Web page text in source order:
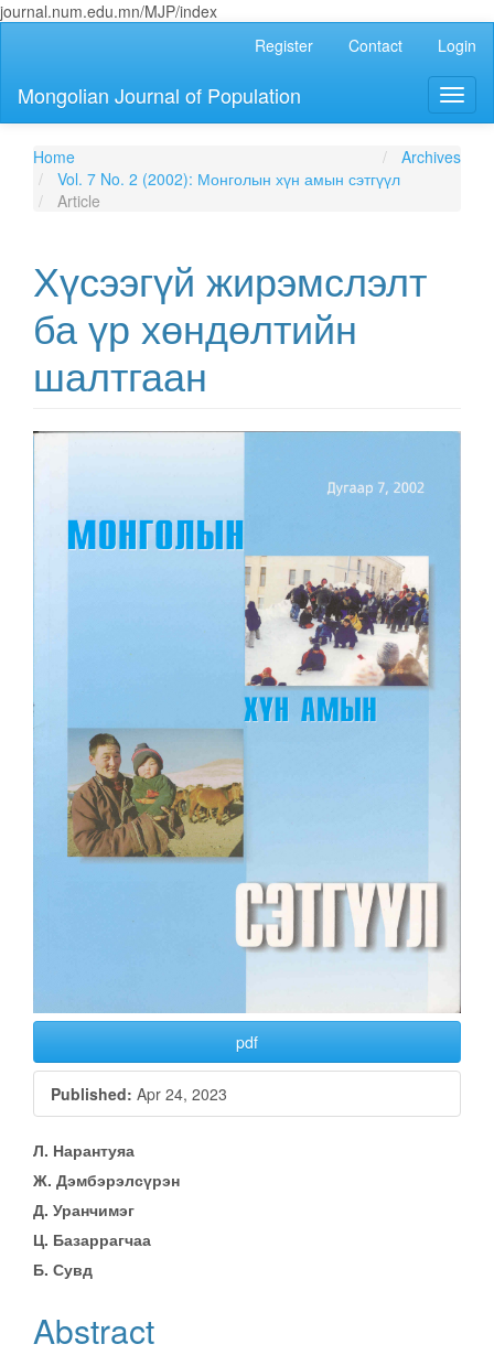
journal.num.edu.mn/MJP/index
Content
Sidebar
Register Contact Login
Mongolian Journal of Population
Home
Archives
Vol. 7 No. 2 (2002): Монголын хүн амын сэтгүүл
Article
Хүсээгүй жирэмслэлт
ба үр хөндөлтийн
шалтгаан
Article
pdf
Published: Apr 24, 2023
Main
Article
Content
Л. Нарантуяа
Ж. Дэмбэрэлсүрэн
Д. Уранчимэг
Ц. Базаррагчаа
Б. Сувд
Abstract